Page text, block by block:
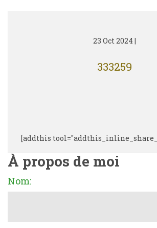
23 Oct 2024 |
333259
[addthis
À propos de moi
Nom: